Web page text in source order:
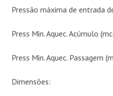
Pressão máxima de entrada
Press Min. Aquec. Acúmulo
Press Min. Aquec. Passagem
Dimensões: